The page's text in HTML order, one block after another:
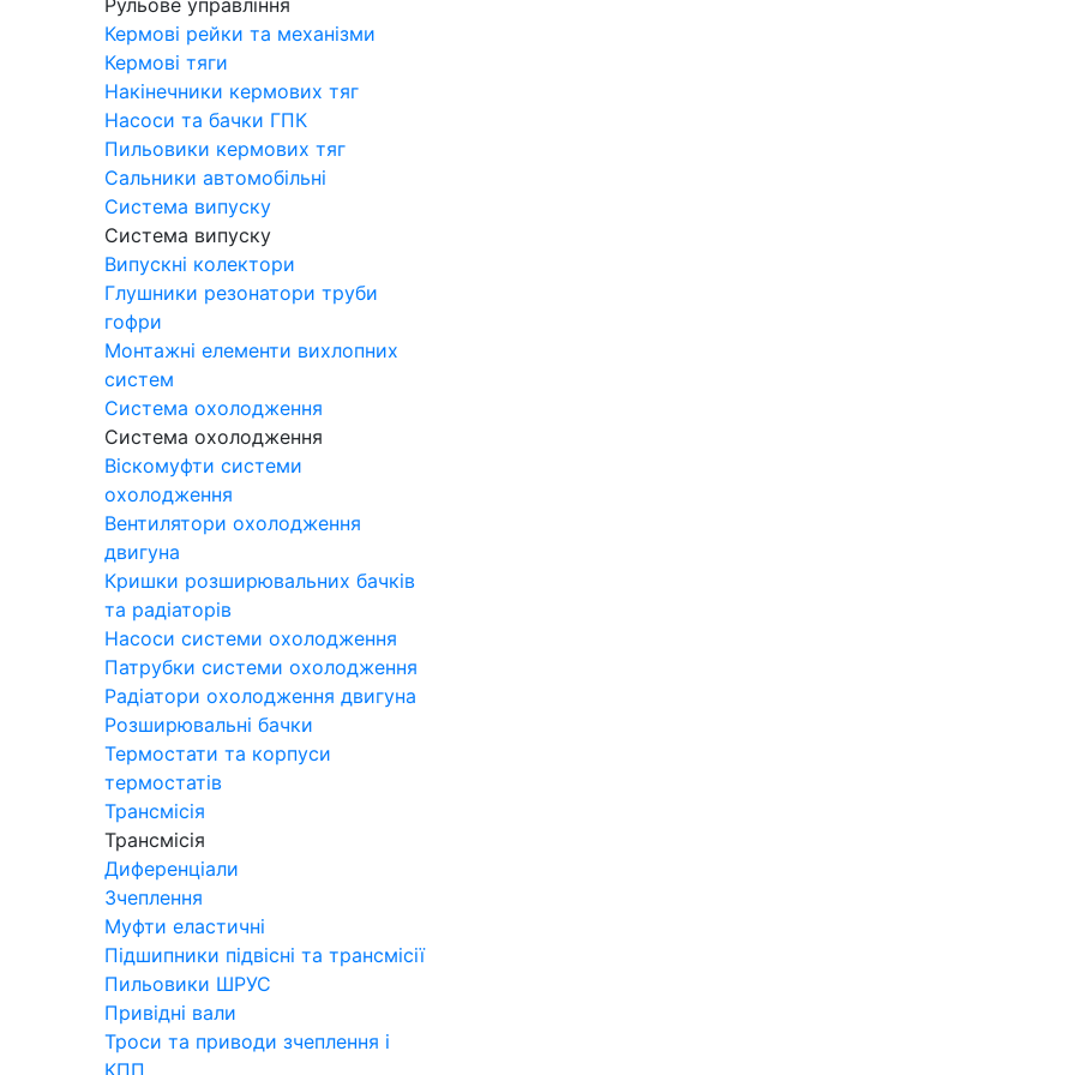
Кермові рейки та механізми
Кермові тяги
Накінечники кермових тяг
Насоси та бачки ГПК
Пильовики кермових тяг
Сальники автомобільні
Система випуску
Система випуску
Випускні колектори
Глушники резонатори труби
гофри
Монтажні елементи вихлопних
систем
Система охолодження
Система охолодження
Віскомуфти системи
охолодження
Вентилятори охолодження
двигуна
Кришки розширювальних бачків
та радіаторів
Насоси системи охолодження
Патрубки системи охолодження
Радіатори охолодження двигуна
Розширювальні бачки
Термостати та корпуси
термостатів
Трансмісія
Трансмісія
Диференціали
Зчеплення
Муфти еластичні
Підшипники підвісні та трансмісії
Пильовики ШРУС
Привідні вали
Троси та приводи зчеплення і
КПП